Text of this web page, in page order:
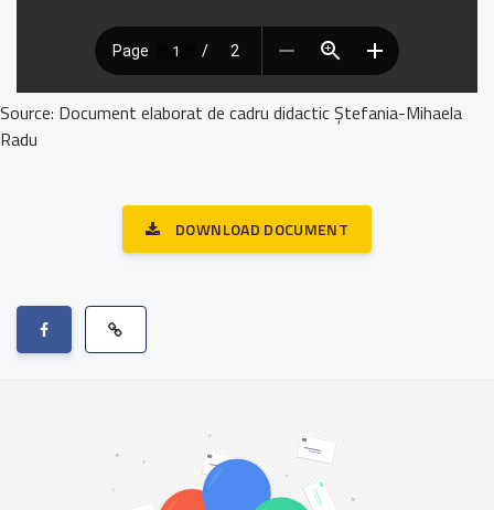
Source: Document elaborat de cadru didactic Ștefania-Mihaela
Radu
DOWNLOAD DOCUMENT